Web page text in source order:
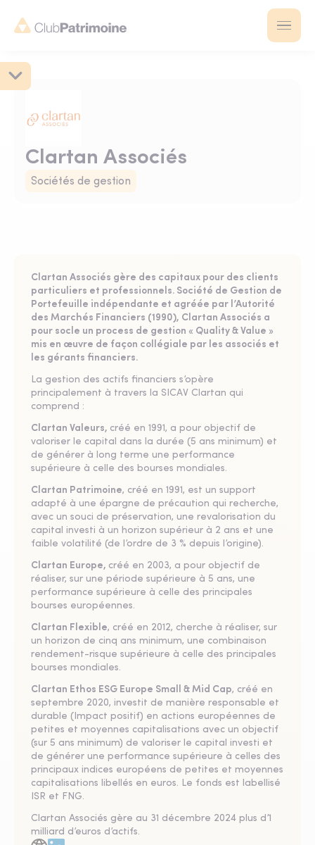
Clartan Associés
Sociétés de gestion
Clartan Associés gère des capitaux pour des clients
particuliers et professionnels. Société de Gestion de
Portefeuille indépendante et agréée par l’Autorité
des Marchés Financiers (1990), Clartan Associés a
pour socle un process de gestion « Quality & Value »
mis en œuvre de façon collégiale par les associés et
les gérants financiers.
La gestion des actifs financiers s’opère
principalement à travers la SICAV Clartan qui
comprend :
Clartan Valeurs, créé en 1991, a pour objectif de
valoriser le capital dans la durée (5 ans minimum) et
de générer à long terme une performance
supérieure à celle des bourses mondiales.
Clartan Patrimoine, créé en 1991, est un support
adapté à une épargne de précaution qui recherche,
avec un souci de préservation, une revalorisation du
capital investi à un horizon supérieur à 2 ans et une
faible volatilité (de l’ordre de 3 % depuis l’origine).
Clartan Europe, créé en 2003, a pour objectif de
réaliser, sur une période supérieure à 5 ans, une
performance supérieure à celle des principales
bourses européennes.
Clartan Flexible, créé en 2012, cherche à réaliser, sur
un horizon de cinq ans minimum, une combinaison
rendement-risque supérieure à celle des principales
bourses mondiales.
Clartan Ethos ESG Europe Small & Mid Cap, créé en
septembre 2020, investit de manière responsable et
durable (Impact positif) en actions européennes de
petites et moyennes capitalisations avec un objectif
(sur 5 ans minimum) de valoriser le capital investi et
de générer une performance supérieure à celles des
principaux indices européens de petites et moyennes
capitalisations libellés en euros. Le fonds est labellisé
ISR et FNG.
Clartan Associés gère au 31 décembre 2024 plus d’1
milliard d’euros d’actifs.